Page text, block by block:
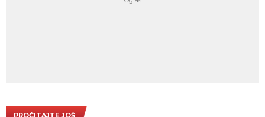
PROČITAJTE JOŠ